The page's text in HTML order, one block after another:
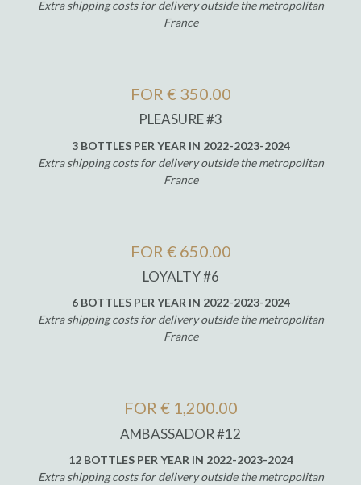
Extra shipping costs for delivery outside the metropolitan
France
FOR € 350.00
PLEASURE #3
3 BOTTLES PER YEAR IN 2022-2023-2024
Extra shipping costs for delivery outside the metropolitan
France
FOR € 650.00
LOYALTY #6
6 BOTTLES PER YEAR IN 2022-2023-2024
Extra shipping costs for delivery outside the metropolitan
France
FOR € 1,200.00
AMBASSADOR #12
12 BOTTLES PER YEAR IN 2022-2023-2024
Extra shipping costs for delivery outside the metropolitan